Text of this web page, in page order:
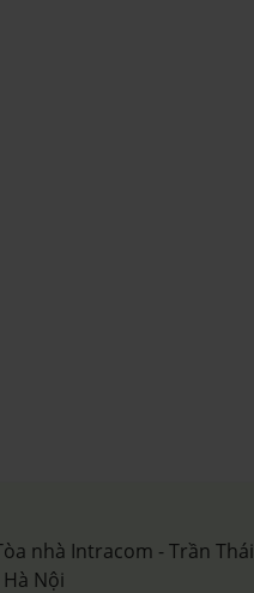
nhà Intracom - Trần Thái
Nội